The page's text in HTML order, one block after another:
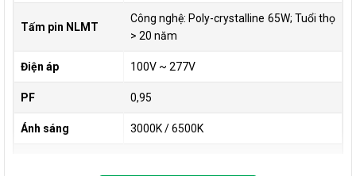
Tấm pin NLMT
Công nghệ: Poly-crystalline 65W; Tuổi thọ
> 20 năm
Điện áp 100V ~ 277V
PF 0,95
Ánh sáng 3000K / 6500K